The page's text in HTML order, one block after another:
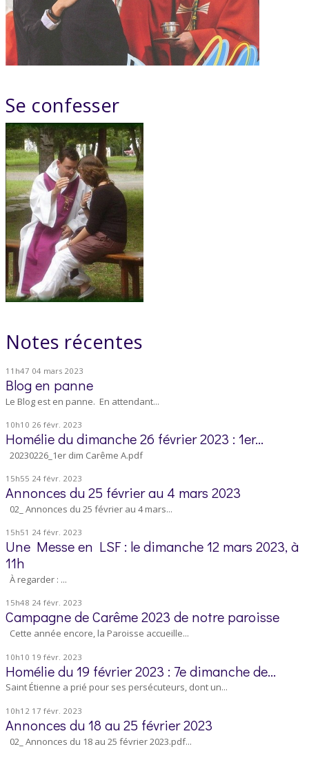
Se confesser
Notes récentes
11h47 04 mars 2023
Blog en panne
Le Blog est en panne. En attendant...
10h10 26 févr. 2023
Homélie du dimanche 26 février 2023 : 1er...
20230226_1er dim Carême A.pdf
15h55 24 févr. 2023
Annonces du 25 février au 4 mars 2023
02_ Annonces du 25 février au 4 mars...
15h51 24 févr. 2023
Une Messe en LSF : le dimanche 12 mars 2023, à
11h
À regarder : ...
15h48 24 févr. 2023
Campagne de Carême 2023 de notre paroisse
Cette année encore, la Paroisse accueille...
10h10 19 févr. 2023
Homélie du 19 février 2023 : 7e dimanche de...
Saint Étienne a prié pour ses persécuteurs, dont un...
10h12 17 févr. 2023
Annonces du 18 au 25 février 2023
02_ Annonces du 18 au 25 février 2023.pdf...